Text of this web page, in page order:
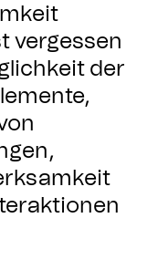
vergessen
der